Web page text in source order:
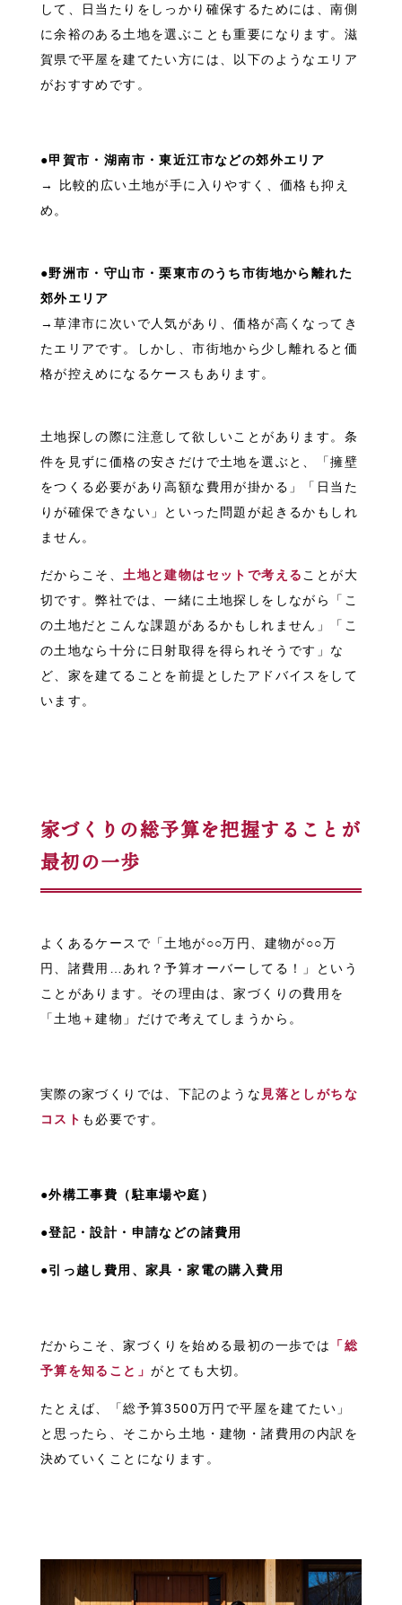
して、日当たりをしっかり確保するためには、南側
に余裕のある土地を選ぶことも重要になります。滋
賀県で平屋を建てたい方には、以下のようなエリア
がおすすめです。
●甲賀市・湖南市・東近江市などの郊外エリア
→ 比較的広い土地が手に入りやすく、価格も抑え
め。
●野洲市・守山市・栗東市のうち市街地から離れた
郊外エリア
→草津市に次いで人気があり、価格が高くなってき
たエリアです。しかし、市街地から少し離れると価
格が控えめになるケースもあります。
土地探しの際に注意して欲しいことがあります。条
件を見ずに価格の安さだけで土地を選ぶと、「擁壁
をつくる必要があり高額な費用が掛かる」「日当た
りが確保できない」といった問題が起きるかもしれ
ません。
だからこそ、土地と建物はセットで考えることが大
切です。弊社では、一緒に土地探しをしながら「こ
の土地だとこんな課題があるかもしれません」「こ
の土地なら十分に日射取得を得られそうです」な
ど、家を建てることを前提としたアドバイスをして
います。
家づくりの総予算を把握することが
最初の一歩
よくあるケースで「土地が○○万円、建物が○○万
円、諸費用…あれ？予算オーバーしてる！」という
ことがあります。その理由は、家づくりの費用を
「土地＋建物」だけで考えてしまうから。
実際の家づくりでは、下記のような 見落としがちな
コスト も必要です。
●外構工事費（駐車場や庭）
●登記・設計・申請などの諸費用
●引っ越し費用、家具・家電の購入費用
だからこそ、家づくりを始める最初の一歩では
「総
予算を知ること」 がとても大切。
たとえば、「総予算3500万円で平屋を建てたい」
と思ったら、そこから土地・建物・諸費用の内訳を
決めていくことになります。